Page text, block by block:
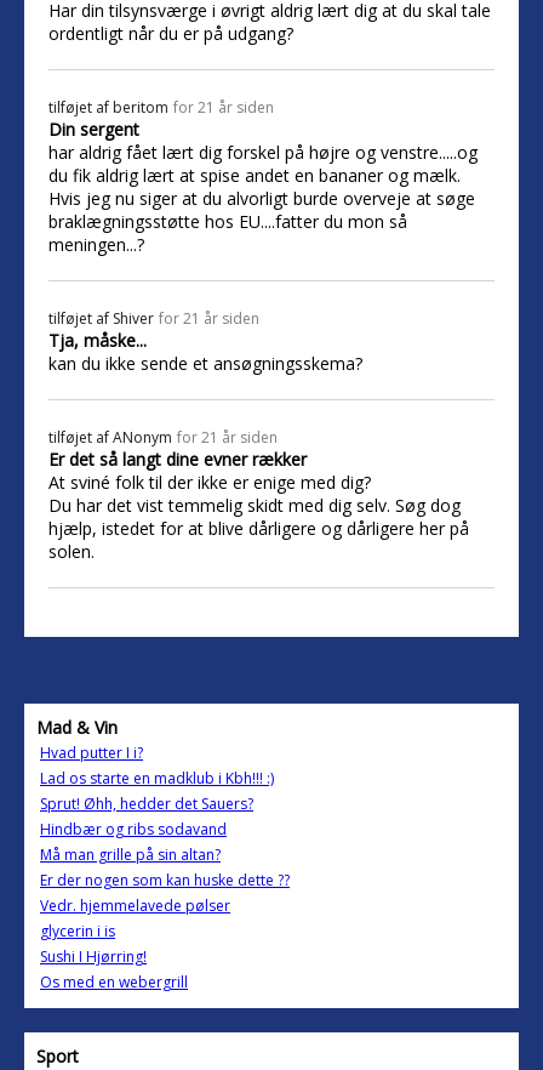
Har din tilsynsværge i øvrigt aldrig lært dig at du skal tale
ordentligt når du er på udgang?
tilføjet af beritom for 21 år siden
Din sergent
har aldrig fået lært dig forskel på højre og venstre.....og
du fik aldrig lært at spise andet en bananer og mælk.
Hvis jeg nu siger at du alvorligt burde overveje at søge
braklægningsstøtte hos EU....fatter du mon så
meningen...?
tilføjet af Shiver for 21 år siden
Tja, måske...
kan du ikke sende et ansøgningsskema?
tilføjet afANonym for 21 år siden
Er det så langt dine evner rækker
At sviné folk til der ikke er enige med dig?
Du har det vist temmelig skidt med dig selv. Søg dog
hjælp, istedet for at blive dårligere og dårligere her på
solen.
Mad & Vin
Hvad putter I i?
Lad os starte en madklub i Kbh!!! :)
Sprut! Øhh, hedder det Sauers?
Hindbær og ribs sodavand
Må man grille på sin altan?
Er der nogen som kan huske dette ??
Vedr. hjemmelavede pølser
glycerin i is
Sushi I Hjørring!
Os med en webergrill
Sport